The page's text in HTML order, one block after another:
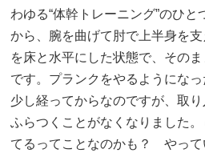
わゆる“体幹トレーニング”のひ
から、腕を曲げて肘で上半身を
を床と水平にした状態で、その
です。プランクをやるようにな
少し経ってからなのですが、取
ふらつくことがなくなりました
てるってことなのかも？ やって